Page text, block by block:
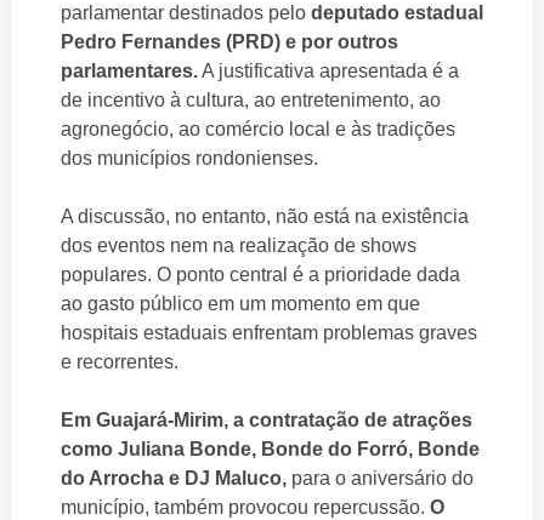
parlamentar destinados pelo deputado estadual
Pedro Fernandes (PRD) e por outros
parlamentares.A justificativa apresentada é a
de incentivo à cultura, ao entretenimento, ao
agronegócio, ao comércio local e às tradições
dos municípios rondonienses.
A discussão, no entanto, não está na existência
dos eventos nem na realização de shows
populares. O ponto central é a prioridade dada
ao gasto público em um momento em que
hospitais estaduais enfrentam problemas graves
e recorrentes.
Em Guajará-Mirim, a contratação de atrações
como Juliana Bonde, Bonde do Forró, Bonde
do Arrocha e DJ Maluco, para o aniversário do
município, também provocou repercussão. O